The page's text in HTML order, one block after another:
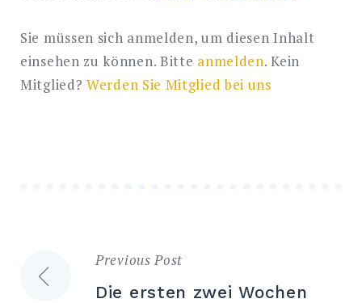
Sie müssen sich anmelden, um diesen Inhalt
einsehen zu können. Bitte anmelden. Kein
Mitglied? Werden Sie Mitglied bei uns
Beitragsnavigation
Previous Post
Die ersten zwei Wochen